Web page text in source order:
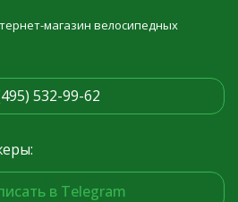
магазин велосипедных
532-99-62
в Telegram